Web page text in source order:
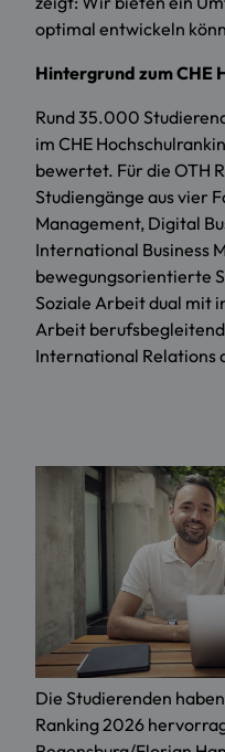
optimal entwickeln
Hintergrund zum CHE
Rund 35.000
im CHE
bewertet. Für die OTH
Studiengänge aus vier
Management, Digital
International Business
bewegungsorientierte
Soziale Arbeit dual mit
Arbeit
International Relations
Die Studierenden
Ranking 2026